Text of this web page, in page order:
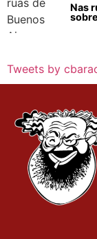
Nas
Tweets by